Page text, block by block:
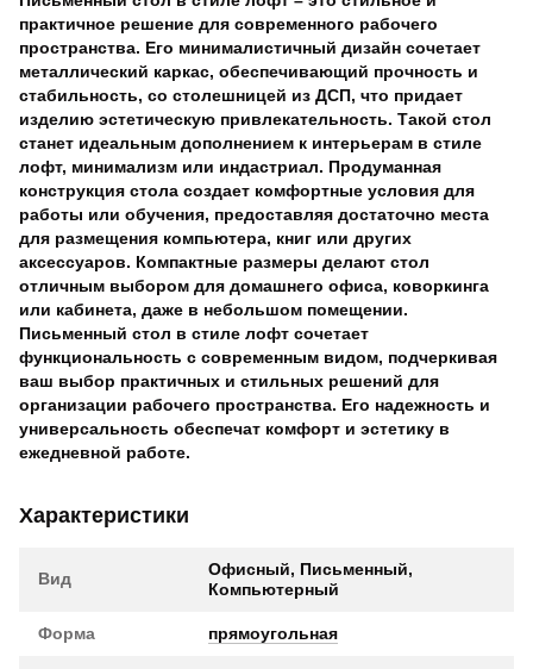
практичное решение для современного рабочего
пространства. Его минималистичный дизайн сочетает
металлический каркас, обеспечивающий прочность и
стабильность, со столешницей из ДСП, что придает
изделию эстетическую привлекательность. Такой стол
станет идеальным дополнением к интерьерам в стиле
лофт, минимализм или индастриал. Продуманная
конструкция стола создает комфортные условия для
работы или обучения, предоставляя достаточно места
для размещения компьютера, книг или других
аксессуаров. Компактные размеры делают стол
отличным выбором для домашнего офиса, коворкинга
или кабинета, даже в небольшом помещении.
Письменный стол в стиле лофт сочетает
функциональность с современным видом, подчеркивая
ваш выбор практичных и стильных решений для
организации рабочего пространства. Его надежность и
универсальность обеспечат комфорт и эстетику в
ежедневной работе.
Характеристики
Вид
Офисный, Письменный,
Компьютерный
Форма прямоугольная